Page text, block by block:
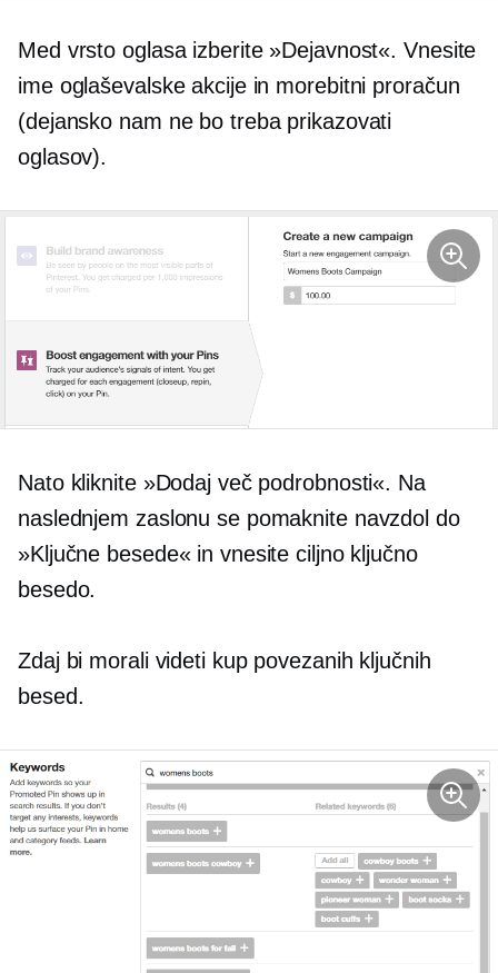
Med vrsto oglasa izberite »Dejavnost«. Vnesite
ime oglaševalske akcije in morebitni proračun
(dejansko nam ne bo treba prikazovati
oglasov).
Nato kliknite »Dodaj več podrobnosti«. Na
naslednjem zaslonu se pomaknite navzdol do
»Ključne besede« in vnesite ciljno ključno
besedo.
Zdaj bi morali videti kup povezanih ključnih
besed.